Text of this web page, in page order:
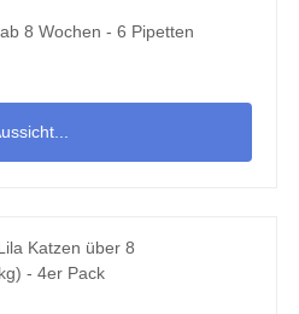
8 Wochen - 6 Pipetten